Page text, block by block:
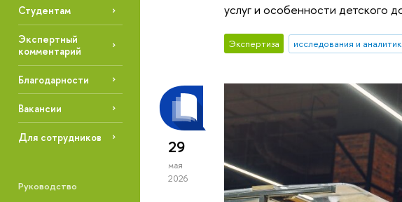
Студентам
Экспертный
комментарий
Благодарности
Вакансии
Для сотрудников
Руководство
услуг и особенности детского
Экспертиза исследования и
29
мая
2026